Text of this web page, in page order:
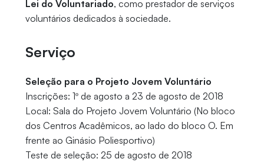
Lei do Voluntariado, como prestador de serviços
voluntários dedicados à sociedade.
Serviço
Seleção para o Projeto Jovem Voluntário
Inscrições: 1º de agosto a 23 de agosto de 2018
Local: Sala do Projeto Jovem Voluntário (No bloco
dos Centros Acadêmicos, ao lado do bloco O. Em
frente ao Ginásio Poliesportivo)
Teste de seleção: 25 de agosto de 2018